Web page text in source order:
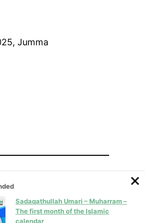
Jumma
for Islamic Lectures
Sadaqathullah Umari – Muharram –
The first month of the Islamic
calendar